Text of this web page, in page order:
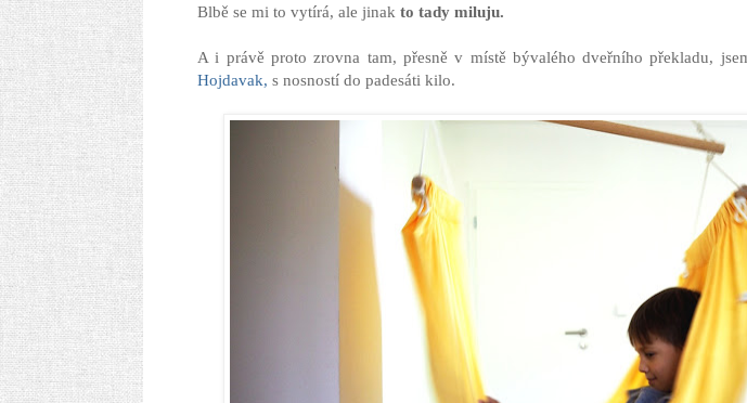
Blbě se mi to vytírá, ale jinak to tady miluju.
A i právě proto zrovna tam, přesně v místě bývalého dveřního překladu,
Hojdavak, s nosností do padesáti kilo.